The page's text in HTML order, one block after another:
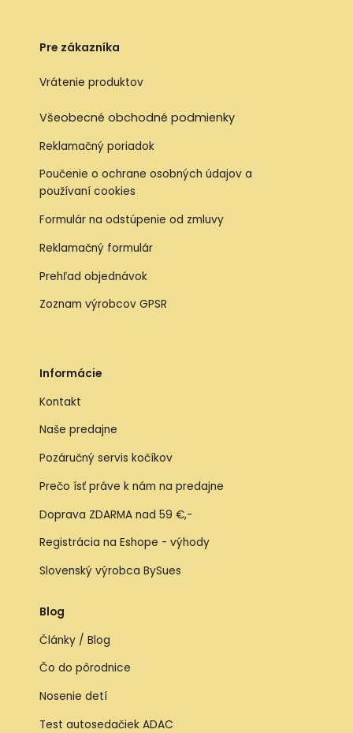
Pre zákazníka
Vrátenie produktov
Všeobecné obchodné podmienky
Reklamačný poriadok
Poučenie o ochrane osobných údajov a
používaní cookies
Formulár na odstúpenie od zmluvy
Reklamačný formulár
Prehľad objednávok
Zoznam výrobcov GPSR
Informácie
Kontakt
Naše predajne
Pozáručný servis kočíkov
Prečo ísť práve k nám na predajne
Doprava ZDARMA nad 59 €,-
Registrácia na Eshope - výhody
Slovenský výrobca BySues
Blog
Články / Blog
Čo do pôrodnice
Nosenie detí
Test autosedačiek ADAC